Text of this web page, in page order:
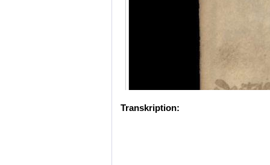
Transkription: